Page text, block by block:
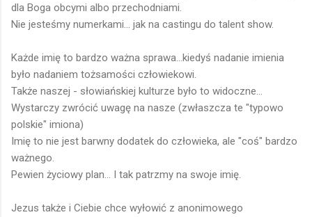
dla Boga obcymi albo przechodniami.
Nie jesteśmy numerkami... jak na castingu do talent show.
Każde imię to bardzo ważna sprawa...kiedyś nadanie imienia
było nadaniem tożsamości człowiekowi.
Także naszej - słowiańskiej kulturze było to widoczne...
Wystarczy zwrócić uwagę na nasze (zwłaszcza te "typowo
polskie" imiona)
Imię to nie jest barwny dodatek do człowieka, ale "coś" bardzo
ważnego.
Pewien życiowy plan... I tak patrzmy na swoje imię.
Jezus także i Ciebie chce wyłowić z anonimowego